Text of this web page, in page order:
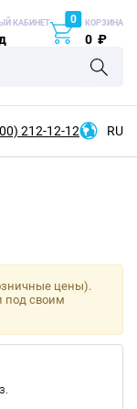
КАБИНЕТ 0 КОРЗИНА
0 ₽
212-12-12 RU
цены).
под своим